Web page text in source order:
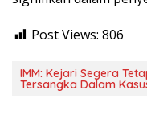
Post Views: 806
IMM: Kejari Segera
Tersangka Dalam